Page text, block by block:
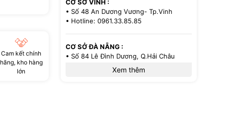
Cam kết chính
hãng, kho hàng
lớn
CƠ SỞ VINH :
• Số 48 An Dương Vương- Tp.Vinh
• Hotline: 0961.33.85.85
CƠ SỞ ĐÀ NẴNG :
• Số 84 Lê Đình Dương, Q.Hải Châu
• Hotline: 0386.33.58.58
Xem thêm